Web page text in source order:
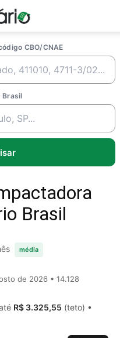
CBO/CNAE
Brasil
Brasil
média
de 2026 • 14.128
R$ 3.325,55 (teto) •